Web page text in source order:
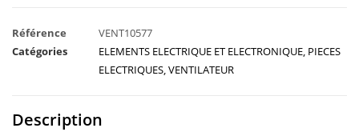
Référence
VENT10577
Catégories
ELEMENTS ELECTRIQUE ET ELECTRONIQUE, PIECES
ELECTRIQUES,VENTILATEUR
Description